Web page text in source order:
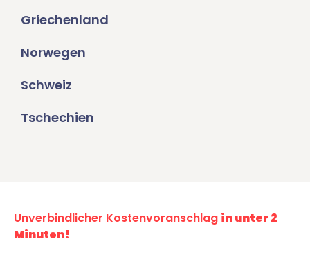
Griechenland
Norwegen
Schweiz
Tschechien
Unverbindlicher Kostenvoranschlag in unter 2
Minuten!